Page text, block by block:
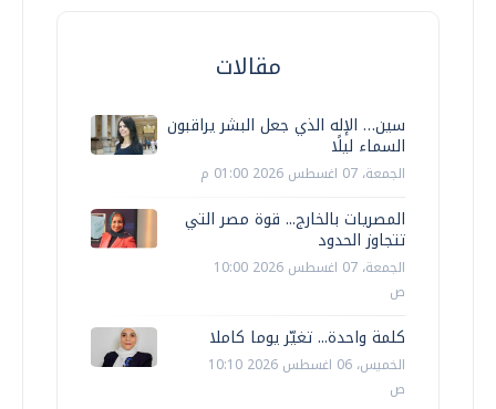
مقالات
سين… الإله الذي جعل البشر يراقبون
السماء ليلًا
الجمعة، 07 اغسطس 2026 01:00 م
المصريات بالخارج... قوة مصر التي
تتجاوز الحدود
الجمعة، 07 اغسطس 2026 10:00
ص
كلمة واحدة... تغيّر يوما كاملا
الخميس، 06 اغسطس 2026 10:10
ص